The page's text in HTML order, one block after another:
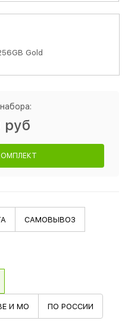
Gold
руб
САМОВЫВОЗ
И МО ПО РОССИИ